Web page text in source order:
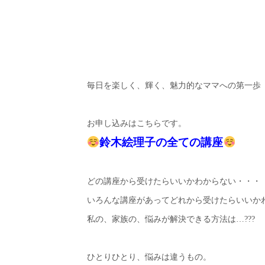
毎日を楽しく、輝く、魅力的なママへの第一歩
お申し込みはこちらです。
鈴木絵理子の全ての講座
どの講座から受けたらいいかわからない・・・
いろんな講座があってどれから受けたらいい
私の、家族の、悩みが解決できる方法は…???
ひとりひとり、悩みは違うもの。